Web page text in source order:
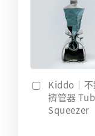
Kiddo｜不
擠管器
Squeezer